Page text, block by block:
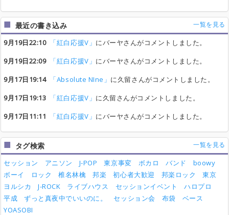
最近の書き込み 一覧を見る
9月19日22:10 「紅白応援V」 にバーヤさんがコメントしました。
9月19日22:09
「紅白応援V」 にバーヤさんがコメントしました。
9月17日19:14
「Absolute NIne」 に久留さんがコメントしました。
9月17日19:13
「紅白応援V」 に久留さんがコメントしました。
9月17日11:11
「紅白応援V」 にバーヤさんがコメントしました。
タグ検索 一覧を見る
セッション アニソン J-POP 東京事変 ボカロ バンド
boowy
ボーイ
ロック 椎名林檎 邦楽 初心者大歓迎 邦楽ロック
東京
ヨルシカ
J-ROCK ライブハウス セッションイベント
ハロプロ
平成
ずっと真夜中でいいのに。 セッション会 布袋
ベース
YOASOBI